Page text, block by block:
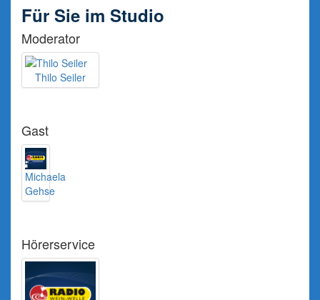
Für Sie im Studio
Moderator
Thilo Seiler
Gast
Michaela
Gehse
Hörerservice